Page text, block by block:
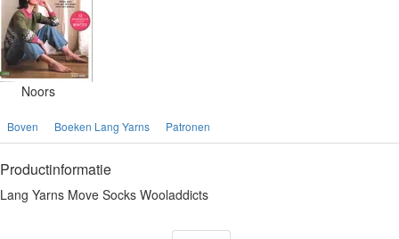
Noors
Boven Boeken Lang Yarns Patronen
Productinformatie
Lang Yarns Move Socks Wooladdicts